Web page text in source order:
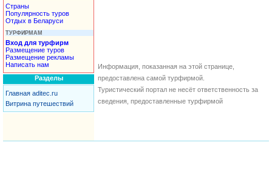
Страны
Популярность туров
Отдых в Беларуси
ТУРФИРМАМ
Вход для турфирм
Размещение туров
Размещение рекламы
Написать нам
Разделы
Главная aditec.ru
Витрина путешествий
Информация, показанная на этой странице,
предоставлена самой турфирмой.
Туристический портал не несёт ответственность за
сведения, предоставленные турфирмой